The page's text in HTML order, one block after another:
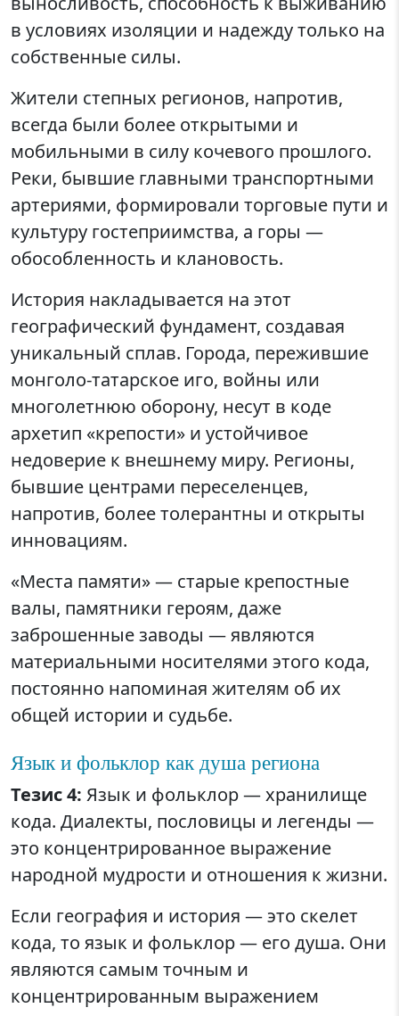
в условиях изоляции и надежду только на
собственные силы.
Жители степных регионов, напротив,
всегда были более открытыми и
мобильными в силу кочевого прошлого.
Реки, бывшие главными транспортными
артериями, формировали торговые пути и
культуру гостеприимства, а горы —
обособленность и клановость.
История накладывается на этот
географический фундамент, создавая
уникальный сплав. Города, пережившие
монголо-татарское иго, войны или
многолетнюю оборону, несут в коде
архетип «крепости» и устойчивое
недоверие к внешнему миру. Регионы,
бывшие центрами переселенцев,
напротив, более толерантны и открыты
инновациям.
«Места памяти» — старые крепостные
валы, памятники героям, даже
заброшенные заводы — являются
материальными носителями этого кода,
постоянно напоминая жителям об их
общей истории и судьбе.
Язык и фольклор как душа региона
Тезис 4: Язык и фольклор — хранилище
кода. Диалекты, пословицы и легенды —
это концентрированное выражение
народной мудрости и отношения к жизни.
Если география и история — это скелет
кода, то язык и фольклор — его душа. Они
являются самым точным и
концентрированным выражением